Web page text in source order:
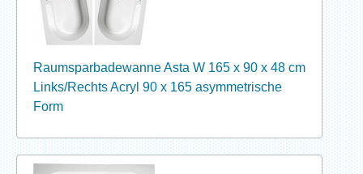
Raumsparbadewanne Asta W 165 x 90 x 48 cm
Links/Rechts Acryl 90 x 165 asymmetrische
Form